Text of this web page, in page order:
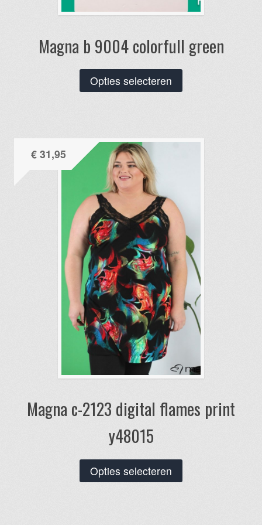
Magna b 9004 colorfull green
Opties selecteren
product
variaties.
worden
op
de
productpagina
Magna c-2123 digital flames print
y48015
€31,95
Opties selecteren
product